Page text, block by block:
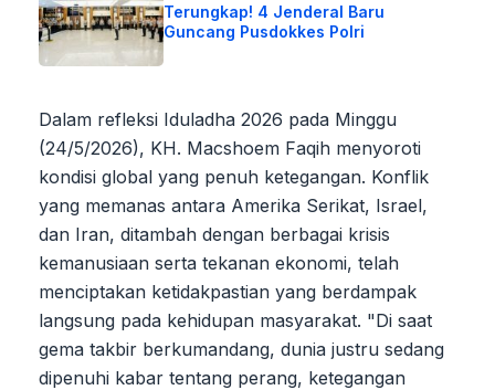
Terungkap! 4 Jenderal Baru
Guncang Pusdokkes Polri
Dalam refleksi Iduladha 2026 pada Minggu
(24/5/2026), KH. Macshoem Faqih menyoroti
kondisi global yang penuh ketegangan. Konflik
yang memanas antara Amerika Serikat, Israel,
dan Iran, ditambah dengan berbagai krisis
kemanusiaan serta tekanan ekonomi, telah
menciptakan ketidakpastian yang berdampak
langsung pada kehidupan masyarakat. "Di saat
gema takbir berkumandang, dunia justru sedang
dipenuhi kabar tentang perang, ketegangan